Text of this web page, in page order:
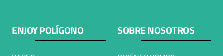
ENJOY POLÍGONO SOBRE NOSOTROS